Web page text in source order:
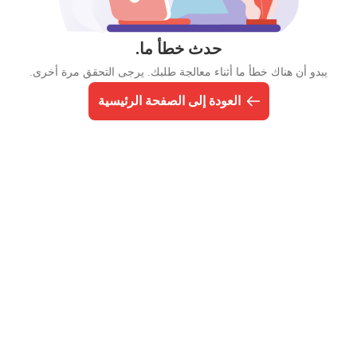
حدث خطأ ما.
يبدو أن هناك خطأ ما أثناء معالجة طلبك. يرجى التحقق مرة أخرى.
العودة إلى الصفحة الرئيسية